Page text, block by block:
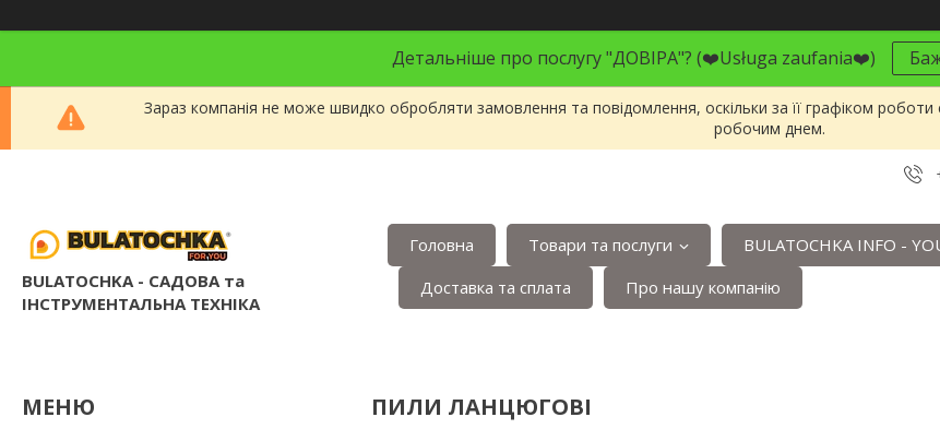
Детальніше про послугу "ДОВІРА"? (❤️Usługa zaufania❤️)
Зараз компанія не може швидко обробляти замовлення та повідомлення, оскільки за її графіком
робочим днем.
BULATOCHKA - САДОВА та
ІНСТРУМЕНТАЛЬНА ТЕХНІКА
Головна Товари та послуги BULATOCHKA INFO -
Доставка та сплата
Про нашу компанію
ПИЛИ ЛАНЦЮГОВІ